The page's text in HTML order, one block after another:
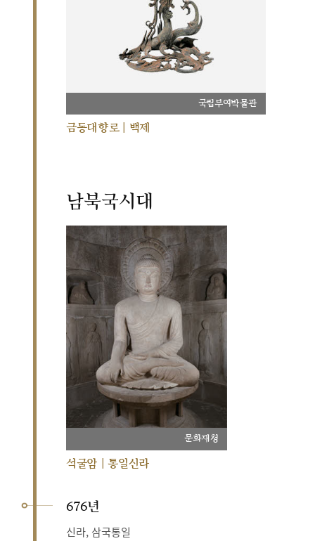
국립부여박물관
금동대향로 | 백제
남북국시대
문화재청
석굴암 | 통일신라
676년
신라, 삼국통일